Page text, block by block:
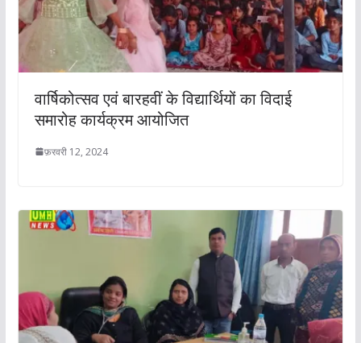
वार्षिकोत्सव एवं बारहवीं के विद्यार्थियों का विदाई
समारोह कार्यक्रम आयोजित
फ़रवरी 12, 2024